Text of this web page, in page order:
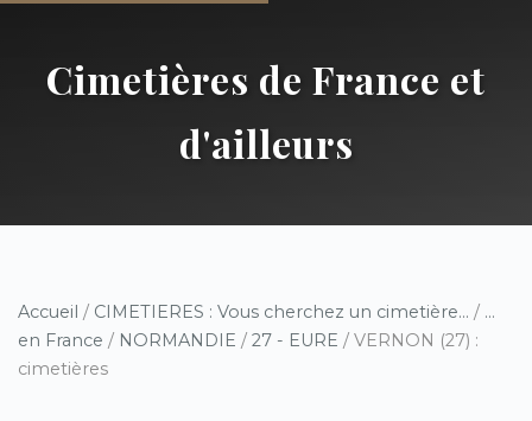
Cimetières de France et
d'ailleurs
Accueil / CIMETIERES : Vous cherchez un cimetière... / ...
en France / NORMANDIE / 27 - EURE / VERNON (27) :
cimetières